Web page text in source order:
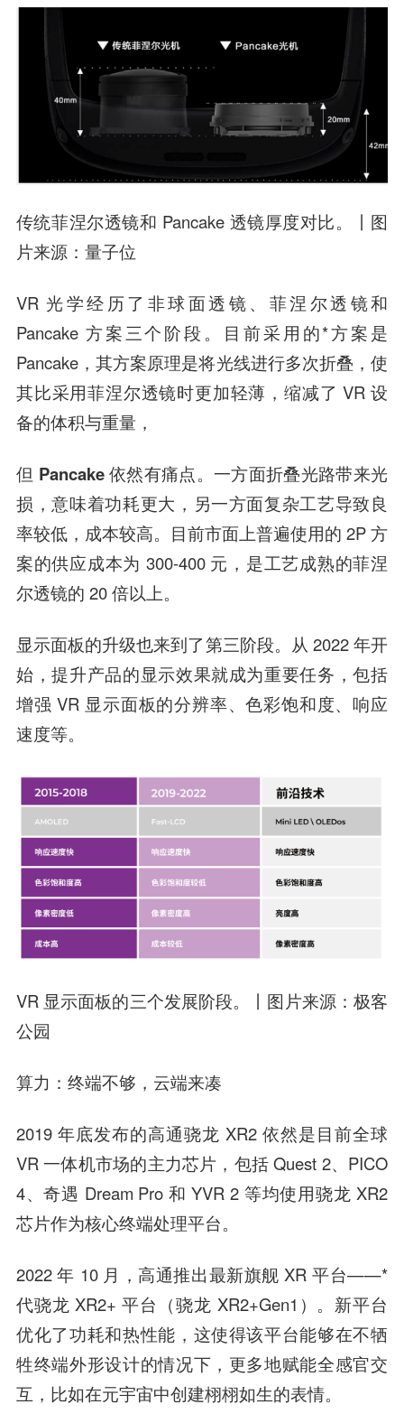
传统菲涅尔透镜和 Pancake 透镜厚度对比。丨图
片来源：量子位
VR 光学经历了非球面透镜、菲涅尔透镜和
Pancake 方案三个阶段。目前采用的*方案是
Pancake，其方案原理是将光线进行多次折叠，使
其比采用菲涅尔透镜时更加轻薄，缩减了 VR 设
备的体积与重量，
但 Pancake 依然有痛点。一方面折叠光路带来光
损，意味着功耗更大，另一方面复杂工艺导致良
率较低，成本较高。 目前市面上普遍使用的 2P 方
案的供应成本为 300-400 元，是工艺成熟的菲涅
尔透镜的 20 倍以上。
显示面板的升级也来到了第三阶段。从 2022 年开
始，提升产品的显示效果就成为重要任务，包括
增强 VR 显示面板的分辨率、色彩饱和度、响应
速度等。
VR 显示面板的三个发展阶段。丨图片来源：极客
公园
算力：终端不够，云端来凑
2019 年底发布的高通骁龙 XR2 依然是目前全球
VR 一体机市场的主力芯片，包括 Quest 2、PICO
4、奇遇 Dream Pro 和 YVR 2 等均使用骁龙 XR2
芯片作为核心终端处理平台。
2022 年 10 月，高通推出最新旗舰 XR 平台——*
代骁龙 XR2+ 平台（骁龙 XR2+Gen1）。新平台
优化了功耗和热性能，这使得该平台能够在不牺
牲终端外形设计的情况下，更多地赋能全感官交
互，比如在元宇宙中创建栩栩如生的表情。